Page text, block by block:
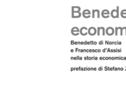
AGGIUNGI AL